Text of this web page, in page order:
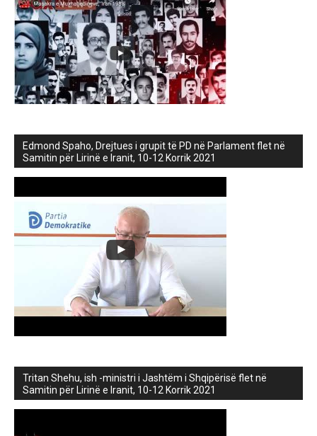
Edmond Spaho, Drejtues i grupit të PD në Parlament flet në
Samitin për Lirinë e Iranit, 10-12 Korrik 2021
Tritan Shehu, ish -ministri i Jashtëm i Shqipërisë flet në
Samitin për Lirinë e Iranit, 10-12 Korrik 2021